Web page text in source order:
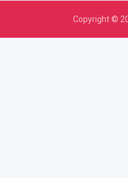
Copyright ©